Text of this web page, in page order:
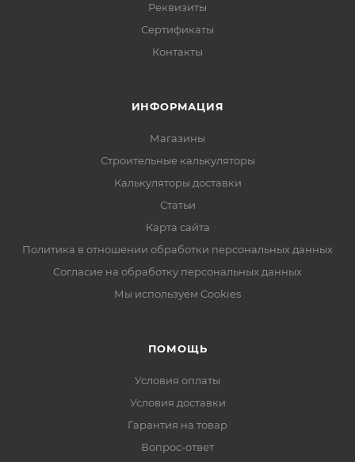
Реквизиты
Сертификаты
Контакты
ИНФОРМАЦИЯ
Магазины
Строительные калькуляторы
Калькуляторы доставки
Статьи
Карта сайта
Политика в отношении обработки персональных данных
Согласие на обработку персональных данных
Мы используем Cookies
ПОМОЩЬ
Условия оплаты
Условия доставки
Гарантия на товар
Вопрос-ответ